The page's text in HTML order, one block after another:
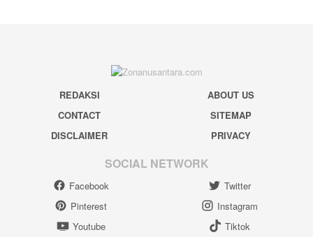
REDAKSI
ABOUT US
CONTACT
SITEMAP
DISCLAIMER
PRIVACY
SOCIAL NETWORK
Facebook
Twitter
Pinterest
Instagram
Youtube
Tiktok